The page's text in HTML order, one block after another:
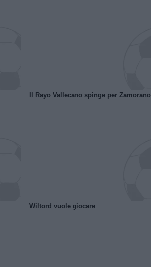
Il Rayo Vallecano spinge per Zamorano
Wiltord vuole giocare